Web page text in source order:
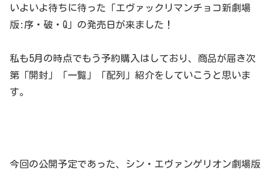
いよいよ待ちに待った「エヴァックリマンチョコ新劇場
版:序・破・Q」の発売日が来ました！
私も5月の時点でもう予約購入はしており、商品が届き次
第「開封」「一覧」「配列」紹介をしていこうと思いま
す。
今回の公開予定であった、シン・エヴァンゲリオン劇場版